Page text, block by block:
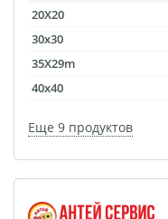
(новогод. игрушки)
Календарь карманный
Письмо от Деда
Таблички на
Номер на коляску
Конверты
20X20
30x30
35X29m
40x40
Еще 9 продуктов